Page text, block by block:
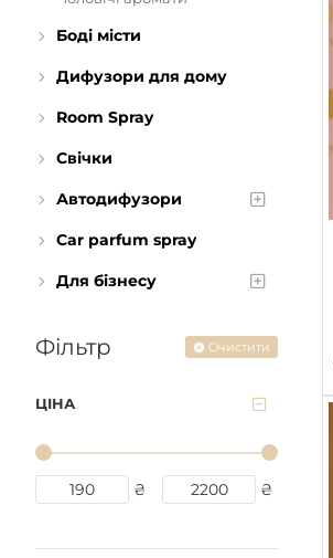
Боді місти
Дифузори для дому
Room Spray
Свічки
Автодифузори
Car parfum spray
Для бізнесу
Фільтр Очистити
ЦІНА
₴ ₴